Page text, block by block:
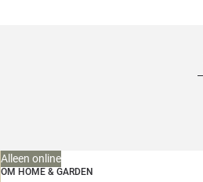
Alleen online
OM HOME & GARDEN